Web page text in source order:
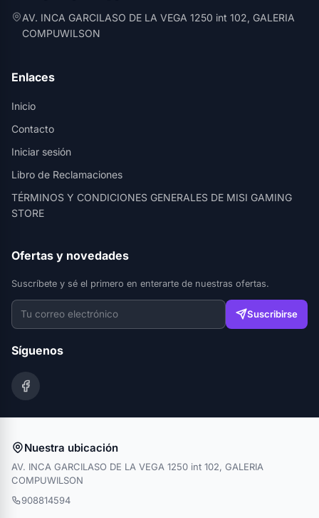
AV. INCA GARCILASO DE LA VEGA 1250 int 102, GALERIA
COMPUWILSON
Enlaces
Inicio
Contacto
Iniciar sesión
Libro de Reclamaciones
TÉRMINOS Y CONDICIONES GENERALES DE MISI GAMING
STORE
Ofertas y novedades
Suscríbete y sé el primero en enterarte de nuestras ofertas.
Suscribirse
Síguenos
Nuestra ubicación
AV. INCA GARCILASO DE LA VEGA 1250 int 102, GALERIA
COMPUWILSON
908814594